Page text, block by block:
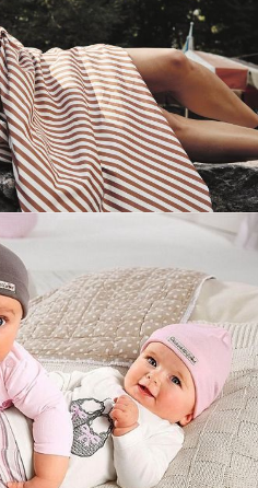
сети магазинов
Project
проект
интернет-
на 25%!
проект